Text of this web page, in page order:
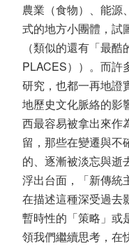
農業（食物）、能源
式的地方小團體，試
（類似的還有「最
PLACES））。而許
研究，也都一再地證
地歷史文化脈絡的影
西最容易被拿出來作
留，那些在變遷與不
的、逐漸被淡忘與逝
浮出台面，「新傳統
在描述這種深受過去
暫時性的「策略」或
領我們繼續思考，在